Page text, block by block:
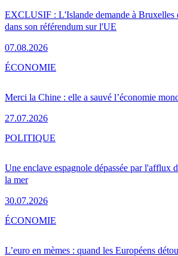
EXCLUSIF : L'Islande demande à Bruxelles
dans son référendum sur l'UE
07.08.2026
Merci la Chine : elle a sauvé l’économie
27.07.2026
ÉCONOMIE
Une enclave espagnole dépassée par l'afflux
la mer
30.07.2026
POLITIQUE
L’euro en mèmes : quand les Européens
ÉCONOMIE